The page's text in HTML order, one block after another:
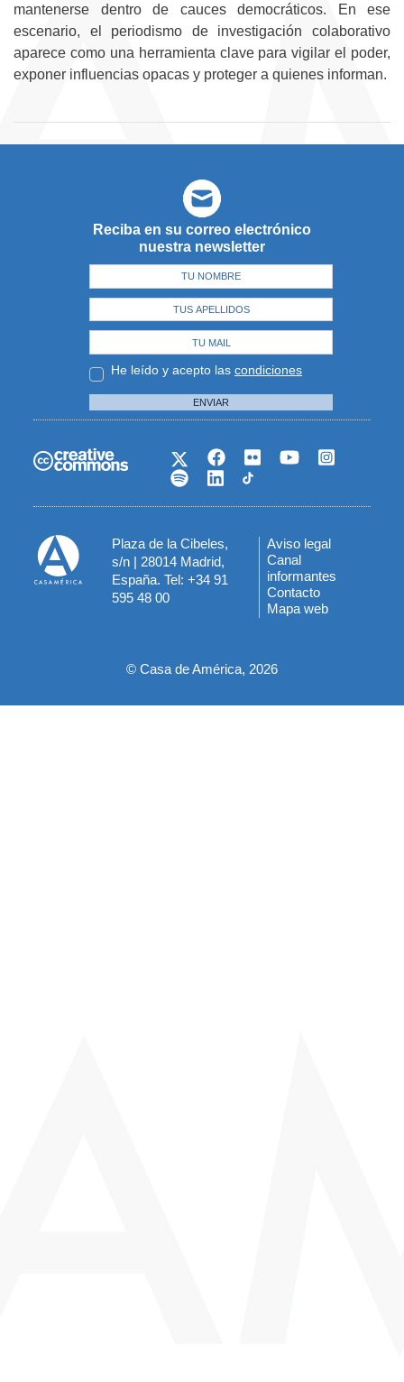
mantenerse dentro de cauces democráticos. En ese
escenario, el periodismo de investigación colaborativo
aparece como una herramienta clave para vigilar el poder,
exponer influencias opacas y proteger a quienes informan.
Reciba en su correo electrónico
nuestra newsletter
He leído y acepto las condiciones
ENVIAR
Plaza de la Cibeles,
s/n | 28014 Madrid,
España. Tel: +34 91
595 48 00
Menú
del
pie
Aviso legal
Canal
informantes
Contacto
Mapa web
© Casa de América, 2026